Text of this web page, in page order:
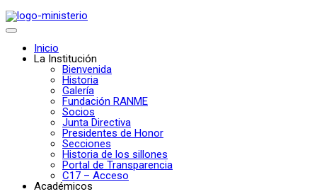
Inicio
La Institución
Bienvenida
Historia
Galería
Fundación RANME
Socios
Junta Directiva
Presidentes de Honor
Secciones
Historia de los sillones
Portal de Transparencia
C17 – Acceso
Académicos